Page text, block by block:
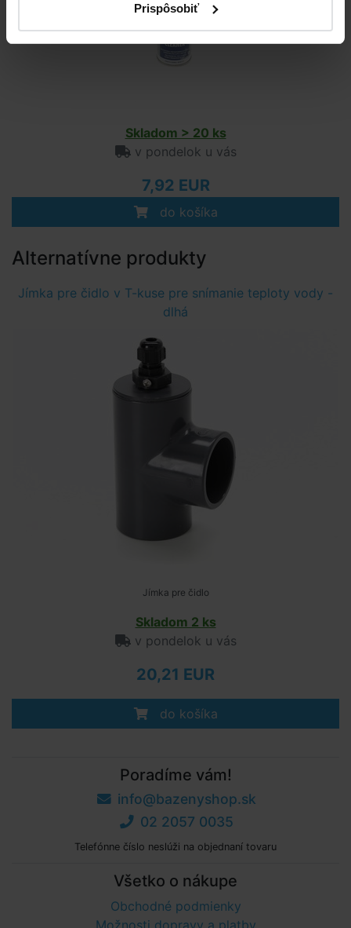
Prispôsobiť
Skladom > 20 ks
v pondelok u vás
7,92 EUR
do košíka
Alternatívne produkty
Jímka pre čidlo v T-kuse pre snímanie teploty vody -
dlhá
Jímka pre čidlo
Skladom 2 ks
v pondelok u vás
20,21 EUR
do košíka
Poradíme vám!
info@bazenyshop.sk
02 2057 0035
Telefónne číslo neslúži na objednaní tovaru
Všetko o nákupe
Obchodné podmienky
Možnosti dopravy a platby